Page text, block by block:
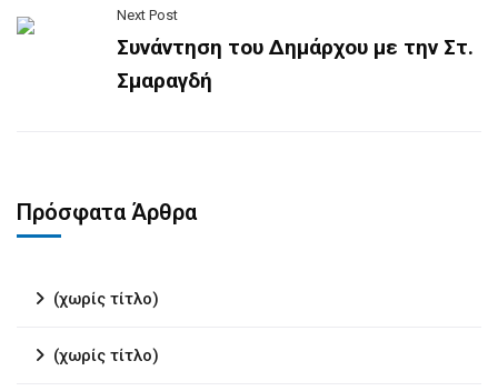
Next Post
Συνάντηση του Δημάρχου με την Στ.
Σμαραγδή
Πρόσφατα Άρθρα
(χωρίς τίτλο)
(χωρίς τίτλο)